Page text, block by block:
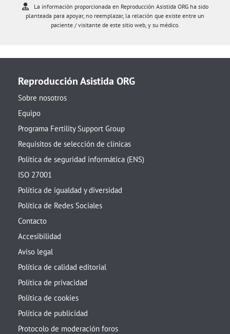
La información proporcionada en Reproducción Asistida ORG ha sido
planteada para apoyar, no reemplazar, la relación que existe entre un
paciente / visitante de este sitio web, y su médico.
Reproducción Asistida ORG
Sobre nosotros
Equipo
Programa Fertility Support Group
Requisitos de selección de clínicas
Política de seguridad informática (ENS)
ISO 27001
Política de igualdad y diversidad
Política de Redes Sociales
Contacto
Accesibilidad
Aviso legal
Política de calidad editorial
Política de privacidad
Política de cookies
Política de publicidad
Protocolo de moderación foros